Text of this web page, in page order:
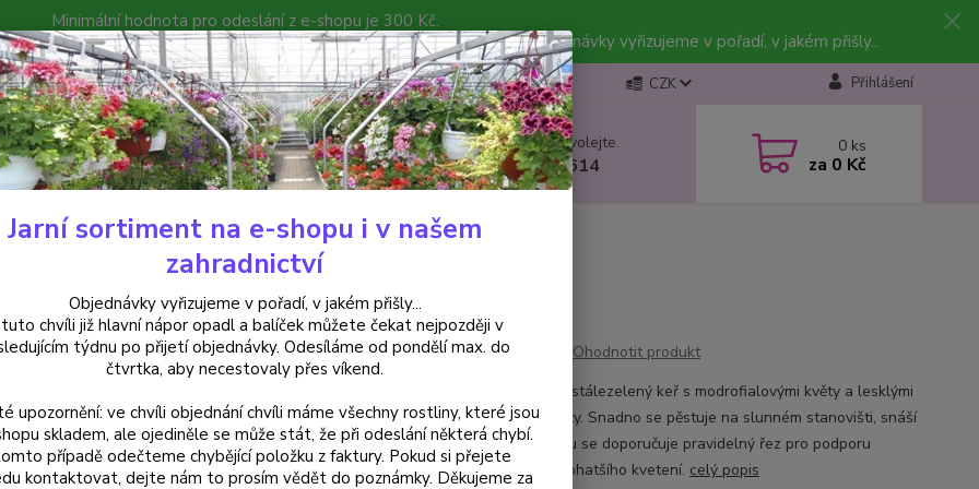
Minimální hodnota pro odeslání z e-shopu je 300 Kč.
můžete čekat nejpozději v následujícím týdnu po přijetí objednávky. Objednávky vyřizujeme v pořadí, v jakém přišly...
Poradna Kontakty CZK Přihlášení
Hledat Nevíte si rady? Zavolejte.
+420 602 223 614
0 ks
za 0 Kč
Balkónové rostliny Duranda Repens - cena na prodejně
Repens - cena na prodejně
Ohodnotit produkt
Duranta repens je stálezelený keř s modrofialovými květy a lesklými
tmavě zelenými listy. Snadno se pěstuje na slunném stanovišti, snáší
sucho a po odkvětu se doporučuje pravidelný řez pro podporu
hustšího růstu a bohatšího kvetení. celý popis
Jarní sortiment na e-shopu i v našem
zahradnictví
Objednávky vyřizujeme v pořadí, v jakém přišly...
chvíli již hlavní nápor opadl a balíček můžete čekat nejpozději v
týdnu po přijetí objednávky. Odesíláme od pondělí max. do
čtvrtka, aby necestovaly přes víkend.
upozornění: ve chvíli objednání chvíli máme všechny rostliny, které jsou
skladem, ale ojediněle se může stát, že při odeslání některá chybí.
případě odečteme chybějící položku z faktury. Pokud si přejete
kontaktovat, dejte nám to prosím vědět do poznámky. Děkujeme za